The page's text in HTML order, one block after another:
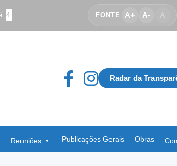
4 FONTE A+ A- A
Radar da
Reuniões Publicações Gerais Obras